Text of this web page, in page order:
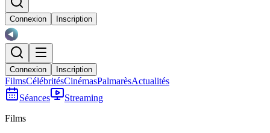
Connexion Inscription
Connexion Inscription
FilmsCélébritésCinémasPalmarèsActualités
Séances
Streaming
Films